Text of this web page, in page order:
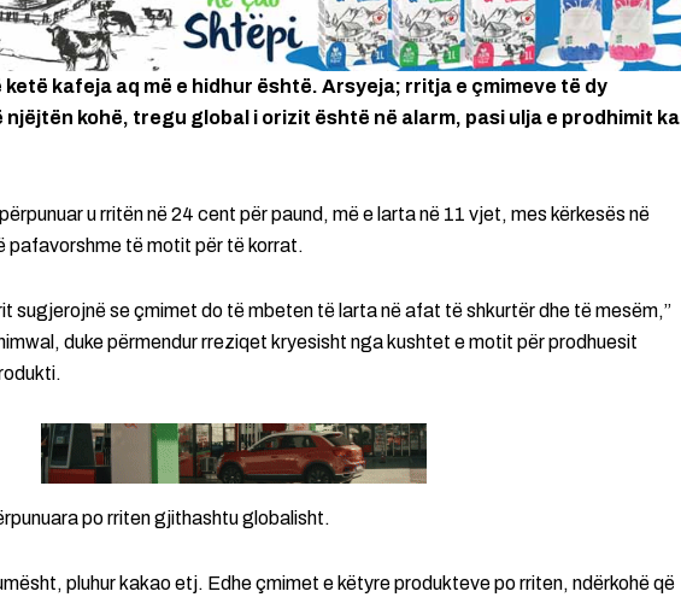
ketë kafeja aq më e hidhur është. Arsyeja; rritja e çmimeve të dy
kohë, tregu global i orizit është në alarm, pasi ulja e prodhimit ka
u rritën në 24 cent për paund, më e larta në 11 vjet, mes kërkesës në
pafavorshme të motit për të korrat.
sugjerojnë se çmimet do të mbeten të larta në afat të shkurtër dhe të mesëm,”
duke përmendur rreziqet kryesisht nga kushtet e motit për prodhuesit
po rriten gjithashtu globalisht.
pluhur kakao etj. Edhe çmimet e këtyre produkteve po rriten, ndërkohë që